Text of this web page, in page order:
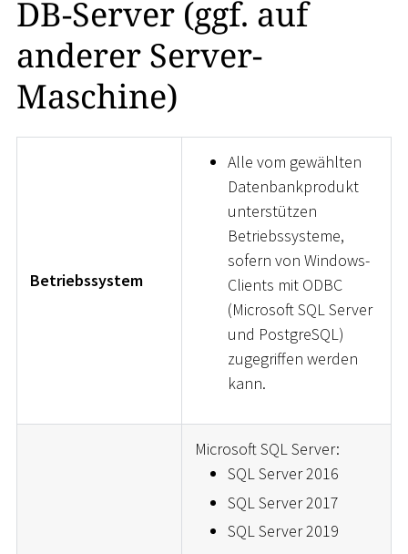
DB-Server (ggf. auf
anderer Server-
Maschine)
Betriebssystem
Alle vom gewählten
Datenbankprodukt
unterstützen
Betriebssysteme,
sofern von Windows-
Clients mit ODBC
(Microsoft SQL Server
und PostgreSQL)
zugegriffen werden
kann.
Microsoft SQL Server:
SQL Server 2016
SQL Server 2017
SQL Server 2019